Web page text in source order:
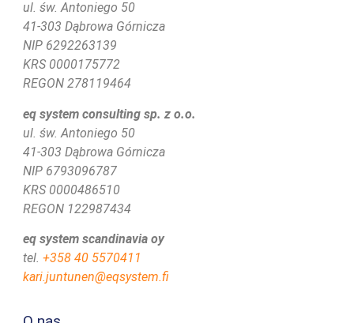
ul. św. Antoniego 50
41-303 Dąbrowa Górnicza
NIP 6292263139
KRS 0000175772
REGON 278119464
eq system consulting sp. z o.o.
ul. św. Antoniego 50
41-303 Dąbrowa Górnicza
NIP 6793096787
KRS 0000486510
REGON 122987434
eq system scandinavia oy
tel. +358 40 5570411
kari.juntunen@eqsystem.fi